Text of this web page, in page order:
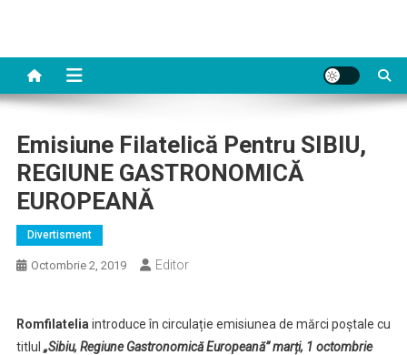
Emisiune Filatelică Pentru SIBIU,
REGIUNE GASTRONOMICĂ
EUROPEANĂ
Divertisment
Octombrie 2, 2019 Editor
Romfilatelia introduce în circulație emisiunea de mărci poștale cu
titlul „Sibiu, Regiune Gastronomică Europeană” marți, 1 octombrie